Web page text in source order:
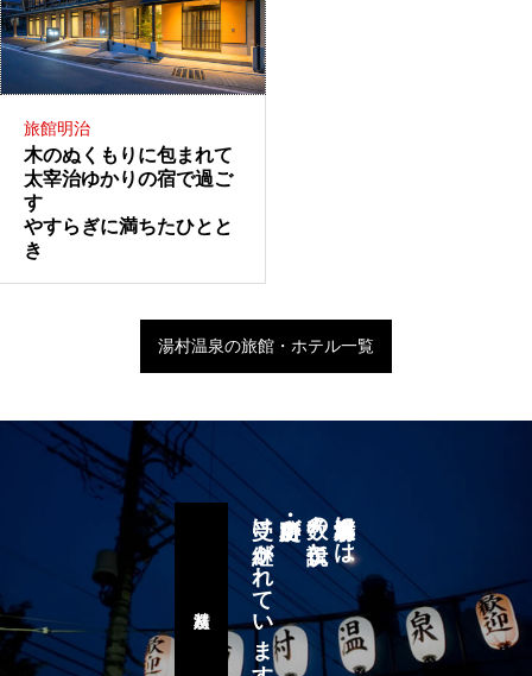
旅館明治
木のぬくもりに包まれて
太宰治ゆかりの宿で過ご
す
やすらぎに満ちたひとと
き
湯村温泉の旅館・ホテル一覧
湯村温泉郷には
数々の伝説と
史跡・名所が
受け継がれています
湯村八蹟巡り